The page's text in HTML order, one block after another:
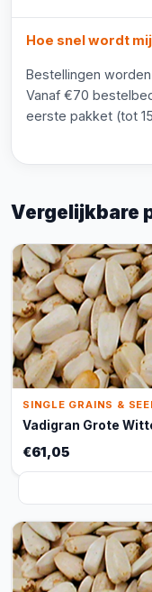
Hoe snel wordt
Bestellingen
Vanaf €70
eerste pakket (tot
Vergelijkbare
SINGLE GRAINS &
Vadigran Grote
€61,05